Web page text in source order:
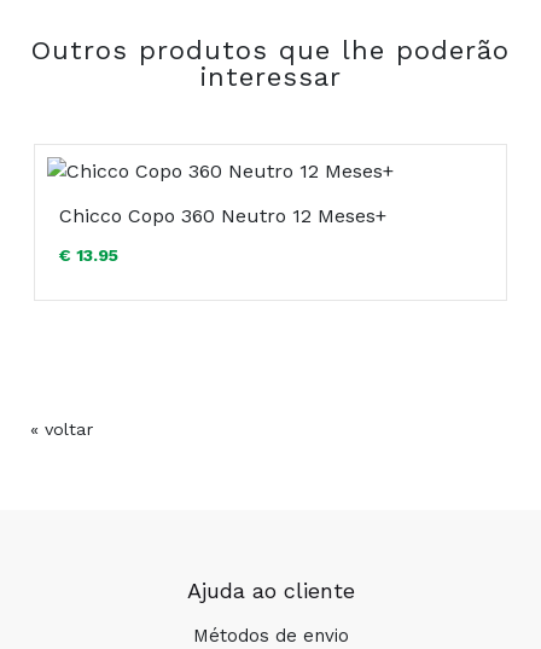
Outros produtos que lhe poderão
interessar
Chicco Copo 360 Neutro 12 Meses+
€ 13.95
« voltar
Ajuda ao cliente
Métodos de envio